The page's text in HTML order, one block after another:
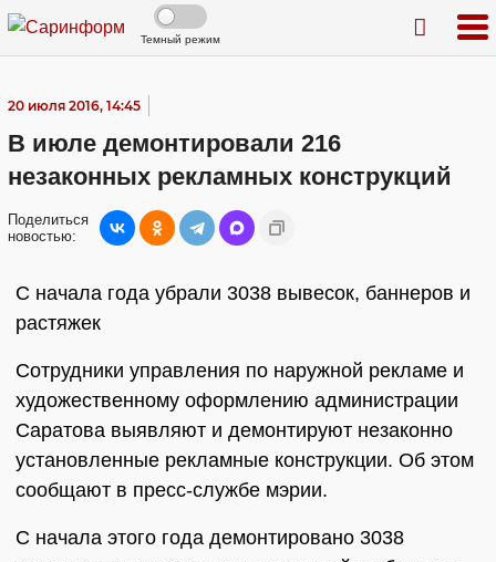
Темный режим
20 июля 2016, 14:45
В июле демонтировали 216
незаконных рекламных конструкций
Поделиться
новостью:
C начала года убрали 3038 вывесок, баннеров и
растяжек
Сотрудники управления по наружной рекламе и
художественному оформлению администрации
Саратова выявляют и демонтируют незаконно
установленные рекламные конструкции. Об этом
сообщают в пресс-службе мэрии.
С начала этого года демонтировано 3038